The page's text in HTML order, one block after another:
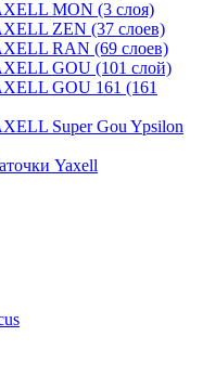
MON (3 слоя)
ZEN (37 слоев)
RAN (69 слоев)
GOU (101 слой)
GOU 161 (161
Super Gou Ypsilon
Yaxell